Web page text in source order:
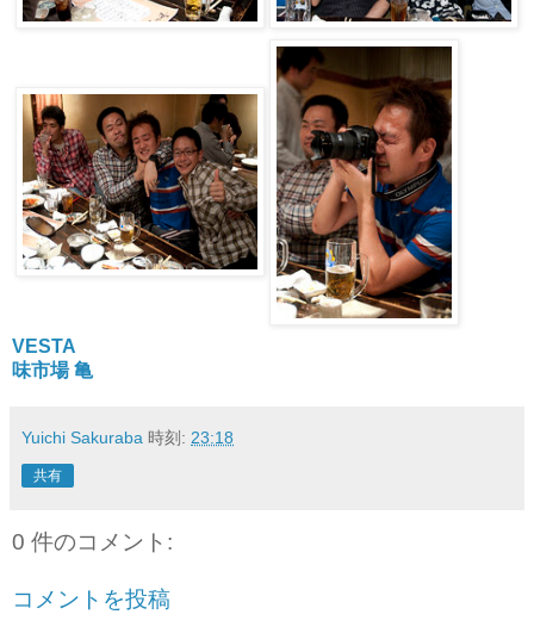
VESTA
味市場 亀
Yuichi Sakuraba 時刻: 23:18
共有
0 件のコメント:
コメントを投稿